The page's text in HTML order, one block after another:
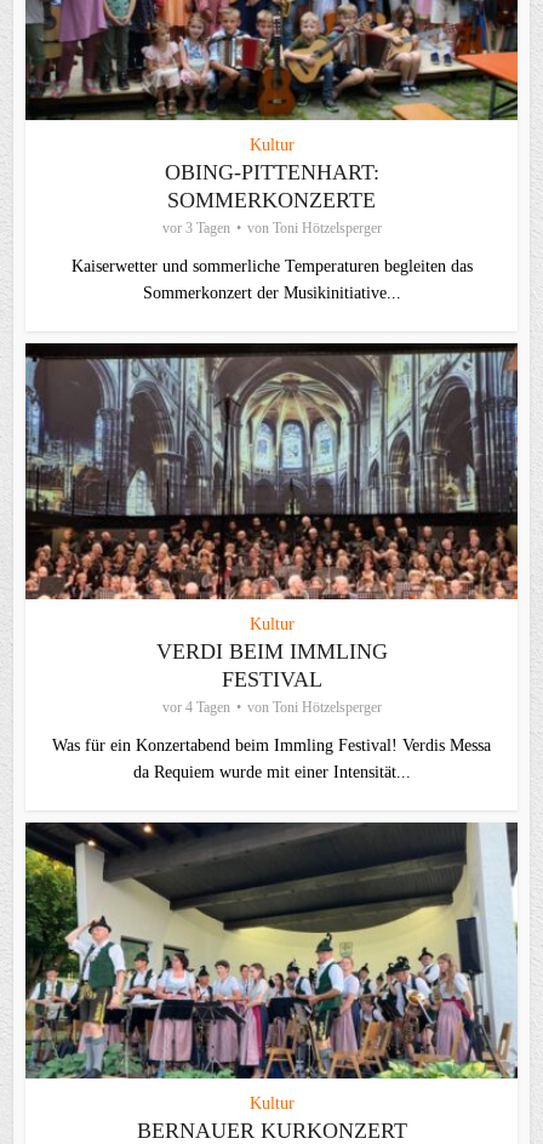
Kultur
OBING-PITTENHART:
SOMMERKONZERTE
vor 3 Tagen von Toni Hötzelsperger
Kaiserwetter und sommerliche Temperaturen begleiten das
Sommerkonzert der Musikinitiative...
Kultur
VERDI BEIM IMMLING
FESTIVAL
vor 4 Tagen von Toni Hötzelsperger
Was für ein Konzertabend beim Immling Festival! Verdis Messa
da Requiem wurde mit einer Intensität...
Kultur
BERNAUER KURKONZERT